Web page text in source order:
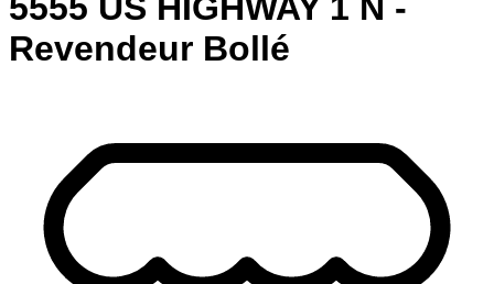
Revendeur Bollé